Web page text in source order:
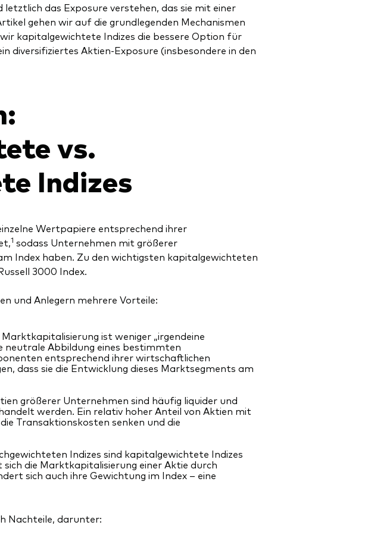
letztlich das Exposure verstehen, das sie mit einer
gehen wir auf die grundlegenden Mechanismen
kapitalgewichtete Indizes die bessere Option für
diversifiziertes Aktien-Exposure (insbesondere in den
vs.
Indizes
Wertpapiere entsprechend ihrer
1 sodass Unternehmen mit größerer
Index haben. Zu den wichtigsten kapitalgewichteten
3000 Index.
und Anlegern mehrere Vorteile:
ist weniger „irgendeine
neutrale Abbildung eines bestimmten
entsprechend ihrer wirtschaftlichen
dass sie die Entwicklung dieses Marktsegments am
größerer Unternehmen sind häufig liquider und
werden. Ein relativ hoher Anteil von Aktien mit
Transaktionskosten senken und die
Indizes sind kapitalgewichtete Indizes
die Marktkapitalisierung einer Aktie durch
sich auch ihre Gewichtung im Index – eine
Nachteile, darunter: